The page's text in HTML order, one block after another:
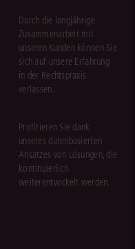
Durch die langjährige
Zusammenarbeit mit
unseren Kunden können Sie
sich auf unsere Erfahrung
in der Rechtspraxis
verlassen.
Profitieren Sie dank
unseres datenbasierten
Ansatzes von Lösungen, die
kontinuierlich
weiterentwickelt werden.